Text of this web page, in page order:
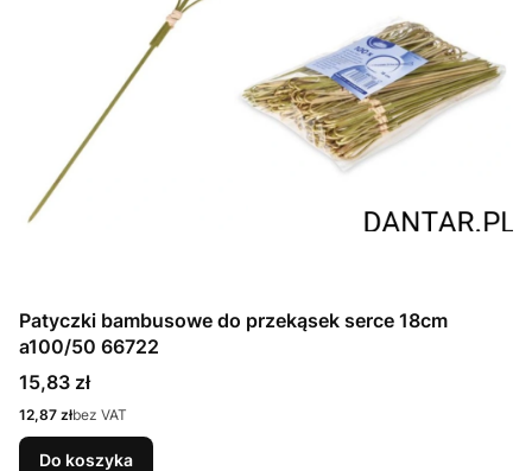
Patyczki bambusowe do przekąsek serce 18cm
a100/50 66722
Cena
15,83 zł
Cena
12,87 złbez VAT
Do koszyka